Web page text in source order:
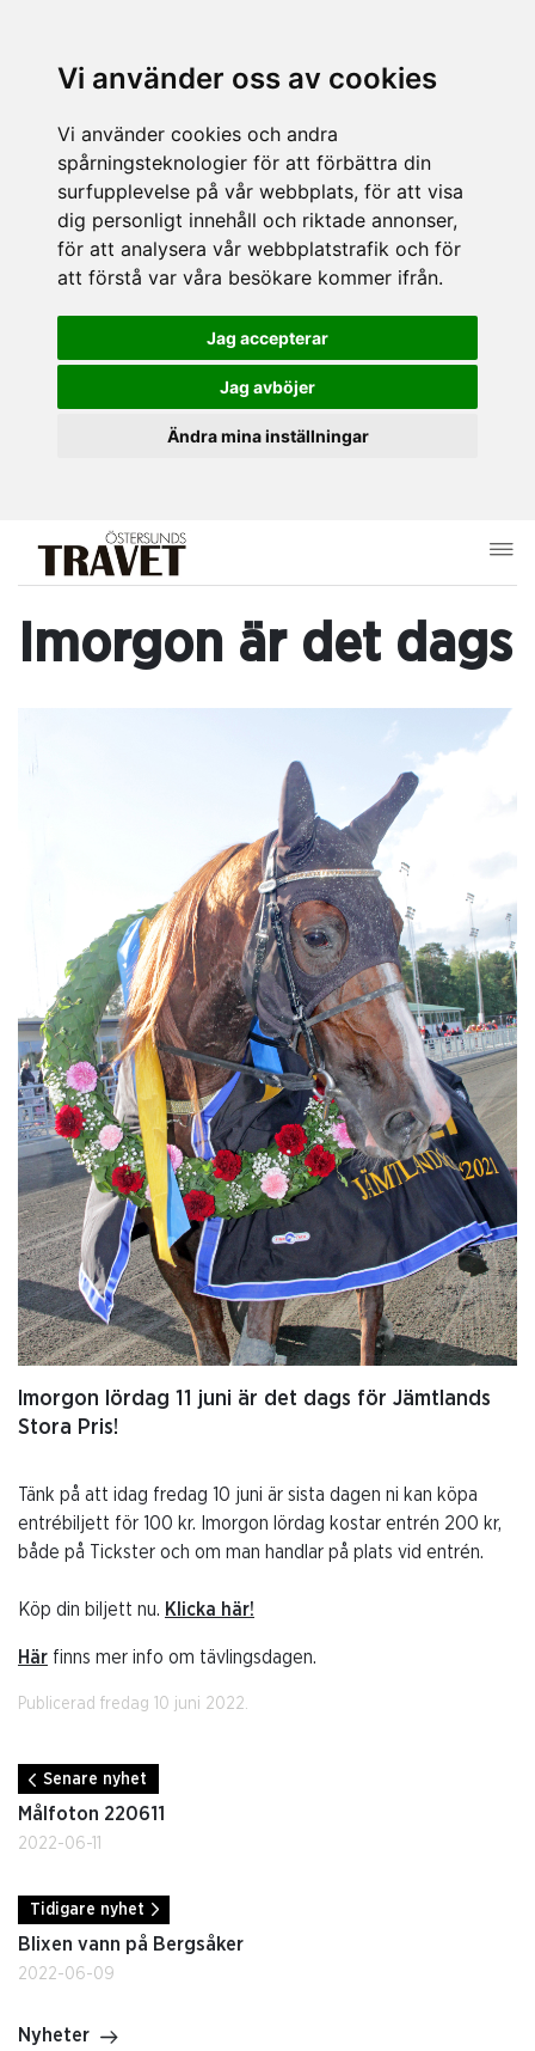
Vi använder oss av cookies
Vi använder cookies och andra
spårningsteknologier för att förbättra din
surfupplevelse på vår webbplats, för att visa
dig personligt innehåll och riktade annonser,
för att analysera vår webbplatstrafik och för
att förstå var våra besökare kommer ifrån.
Jag accepterar
Jag avböjer
Ändra mina inställningar
Imorgon är det dags
Imorgon lördag 11 juni är det dags för Jämtlands
Stora Pris!
Tänk på att idag fredag 10 juni är sista dagen ni kan köpa
entrébiljett för 100 kr. Imorgon lördag kostar entrén 200 kr,
både på Tickster och om man handlar på plats vid entrén.
Köp din biljett nu. Klicka här!
Här finns mer info om tävlingsdagen.
Publicerad fredag 10 juni 2022.
Senare nyhet
Målfoton 220611
2022-06-11
Tidigare nyhet
Blixen vann på Bergsåker
2022-06-09
Nyheter